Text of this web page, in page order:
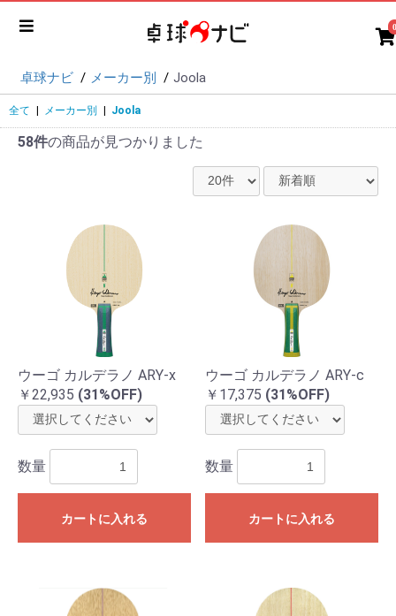
0
卓球ナビ メーカー別 Joola
全て メーカー別 Joola
58件の商品が見つかりました
ウーゴ カルデラノ ARY-x
￥22,935 (31%OFF)
数量
カートに入れる
ウーゴ カルデラノ ARY-c
￥17,375 (31%OFF)
数量
カートに入れる